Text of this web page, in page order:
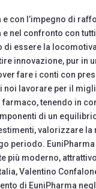
con l’impegno di
nel confronto con
essere la
innovazione, pur in
fare i conti con
noi lavorare per il
tenendo in
di un
valorizzare la
periodo.
moderno, attrattivo
Valentino
di EuniPharma